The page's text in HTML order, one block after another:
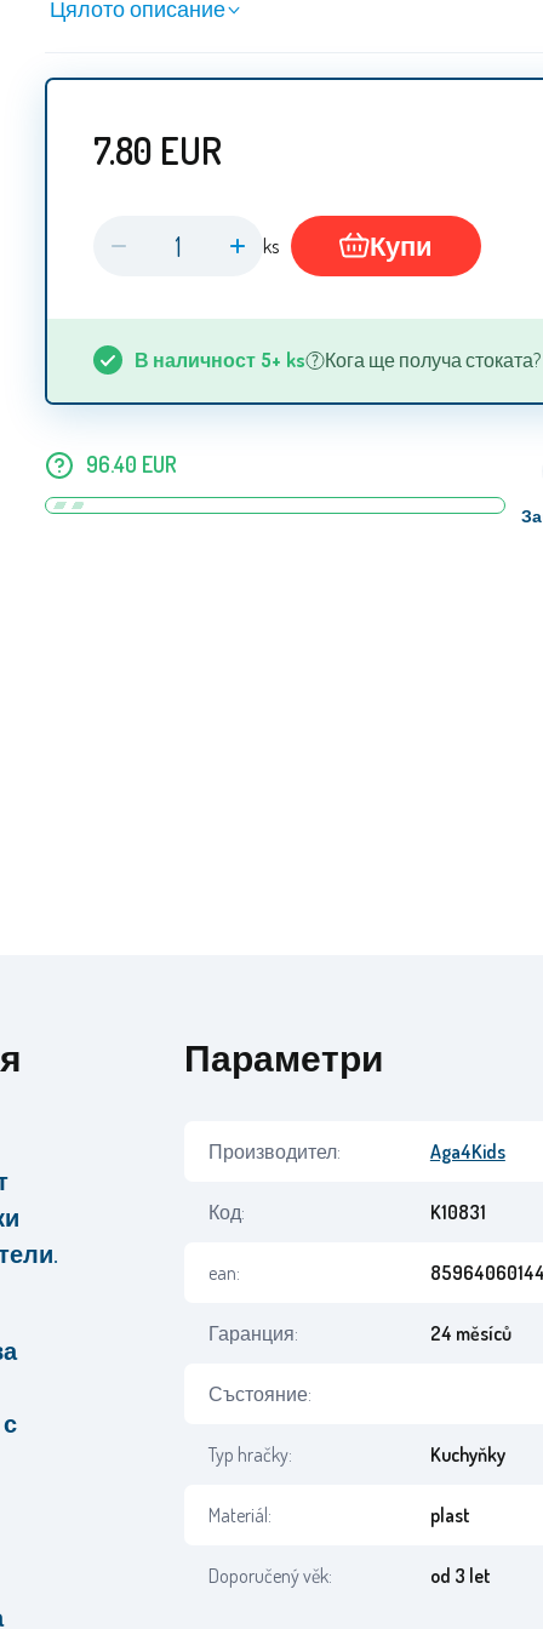
Цялото описание
7.80 EUR
ks Купи
В наличност 5+ ks Кога ще получа стоката?
96.40 EUR
Параметри
Производител: Aga4Kids
Код: K10831
ean:
Гаранция: 24 měsíců
Състояние:
Typ hračky: Kuchyňky
Materiál: plast
Doporučený věk: od 3 let